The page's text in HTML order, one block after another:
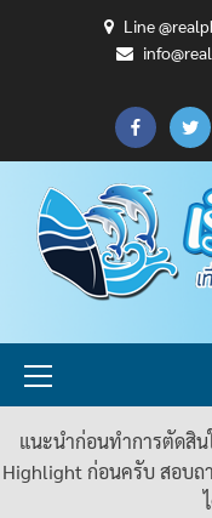
Line
Primary
แนะนำก่อนทำการตัดสิน
Highlight ก่อนครับ สอบถ